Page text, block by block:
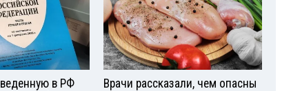
в РФ
Врачи рассказали, чем опасны